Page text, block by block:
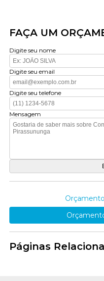
FAÇA UM
Digite seu nome
Digite seu email
Digite seu telefone
Mensagem
Páginas